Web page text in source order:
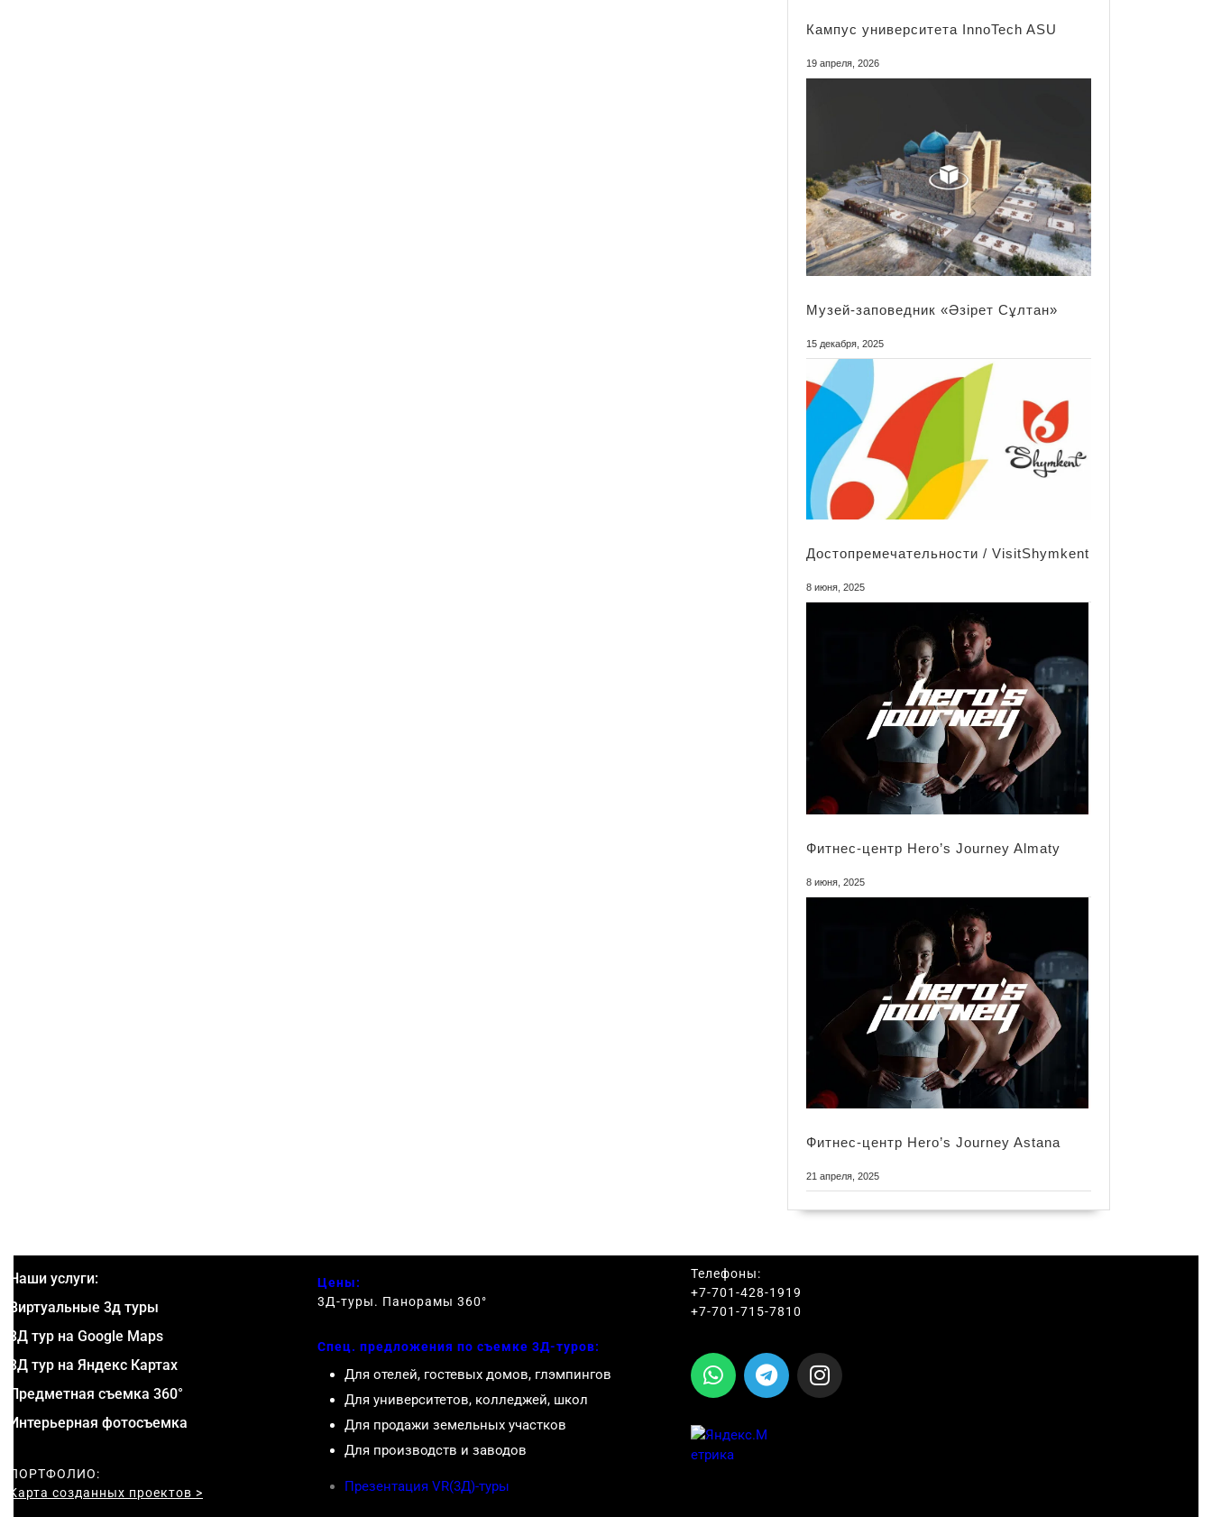
Кампус университета InnoTech ASU
19 апреля, 2026
Mузей-заповедник «Әзірет Сұлтан»
15 декабря, 2025
Достопремечательности / VisitShymkent
8 июня, 2025
Фитнес-центр Hero’s Journey Almaty
8 июня, 2025
Фитнес-центр Hero’s Journey Astana
21 апреля, 2025
Наши услуги:
Виртуальные 3д туры
3Д тур на Google Maps
3Д тур на Яндекс Картах
Предметная съемка 360°
Интерьерная фотосъемка
ПОРТФОЛИО:
Карта созданных проектов >
Цены:
3Д-туры. Панорамы 360°
Спец. предложения по съемке 3Д-туров:
Для отелей, гостевых домов, глэмпингов
Для университетов, колледжей, школ
Для продажи земельных участков
Для производств и заводов
Презентация VR(3Д)-туры
Телефоны:
+7-701-428-1919
+7-701-715-7810